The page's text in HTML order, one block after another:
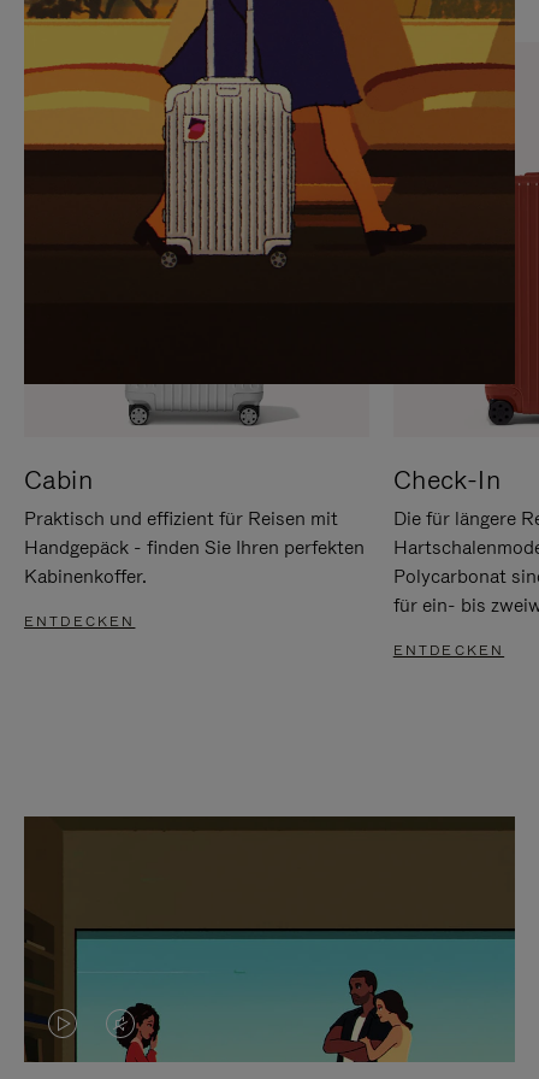
SIE,
UM
ANZUHALTEN
AUFHEBEN
DER
STUMMSCHALTUNG
Cabin
Praktisch und effizient für Reisen mit
Handgepäck - finden Sie Ihren perfekten
Kabinenkoffer.
ENTDECKEN
Check-In
Die für längere
Polycarbonat
für ein- bis
ENTDECKEN
DASVIDEO